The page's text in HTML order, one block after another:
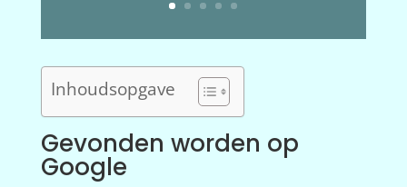
Inhoudsopgave
Gevonden worden op
Google